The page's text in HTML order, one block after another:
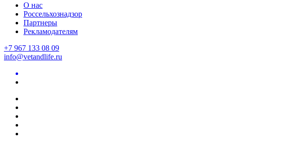
О нас
Россельхознадзор
Партнеры
Рекламодателям
+7 967 133 08 09
info@vetandlife.ru